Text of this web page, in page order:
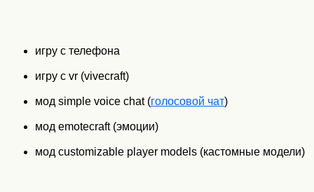
игру с телефона
игру с vr (vivecraft)
мод simple voice chat (голосовой чат)
мод emotecraft (эмоции)
мод customizable player models (кастомные модели)